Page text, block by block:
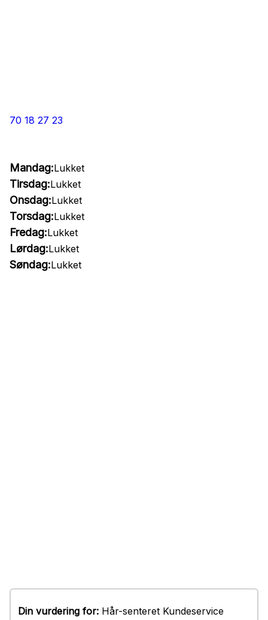
70 18 27 23
Mandag:Lukket
Tirsdag:Lukket
Onsdag:Lukket
Torsdag:Lukket
Fredag:Lukket
Lørdag:Lukket
Søndag:Lukket
Din vurdering for: Hår-senteret Kundeservice